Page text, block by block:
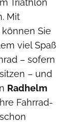
Triathlon
Mit
Sie
viel Spaß
– sofern
– und
Radhelm
Fahrrad-